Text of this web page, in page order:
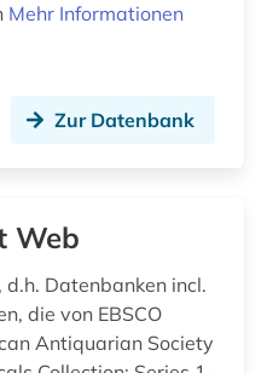
Mehr Informationen
Zur Datenbank
Web
Datenbanken incl.
die von EBSCO